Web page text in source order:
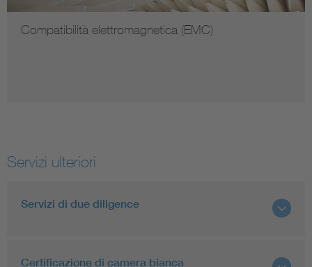
Compatibilità elettromagnetica (EMC)
Servizi ulteriori
Servizi di due diligence
Certificazione di camera bianca